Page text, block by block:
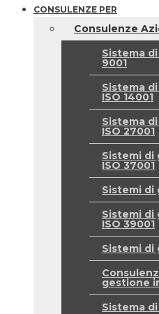
CONSULENZE PER
Consulenze
Sistema
9001
Sistema
ISO 14001
Sistema
ISO 27001
Sistemi
ISO 37001
Sistemi di
Sistemi di
ISO 39001
Sistemi di
gestione
Sistema